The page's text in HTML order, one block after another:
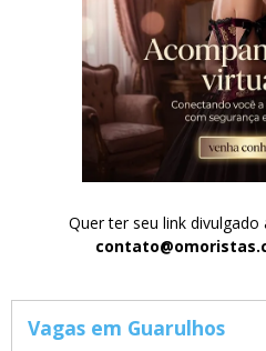
Quer ter seu link divulgado
Vagas em Guarulhos